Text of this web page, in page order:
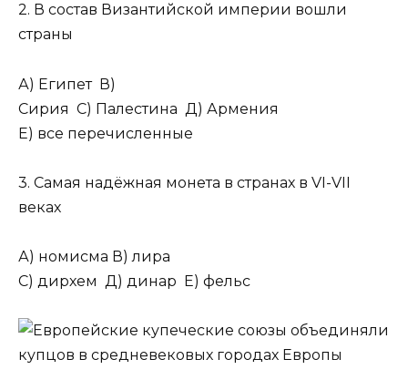
2. В состав Византийской империи вошли
страны
А) Египет В)
Сирия С) Палестина Д) Армения
Е) все перечисленные
3. Самая надёжная монета в странах в VI-VII
веках
А) номисма В) лира
С) дирхем Д) динар Е) фельс